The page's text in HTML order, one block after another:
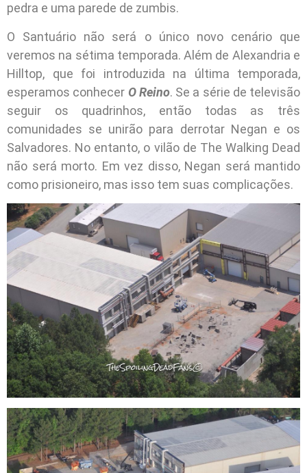
pedra e uma parede de zumbis.
O Santuário não será o único novo cenário que
veremos na sétima temporada. Além de Alexandria e
Hilltop, que foi introduzida na última temporada,
esperamos conhecer O Reino. Se a série de televisão
seguir os quadrinhos, então todas as três
comunidades se unirão para derrotar Negan e os
Salvadores. No entanto, o vilão de The Walking Dead
não será morto. Em vez disso, Negan será mantido
como prisioneiro, mas isso tem suas complicações.